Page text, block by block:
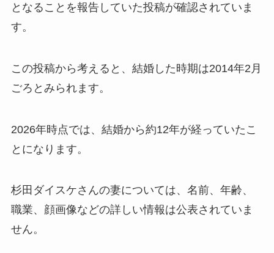
となることを報告していた投稿が確認されていま
す。
この投稿から考えると、結婚した時期は2014年2月
ごろとみられます。
2026年時点では、結婚から約12年が経っていたこ
とになります。
杉田ダイスケさんの妻については、名前、年齢、
職業、顔画像などの詳しい情報は公表されていま
せん。